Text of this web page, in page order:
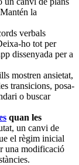
la
verbals
ho tot per
dissenyada per a
mostren ansietat,
transicions, posa-
o buscar
quan les
un canvi de
el règim inicial
una modificació